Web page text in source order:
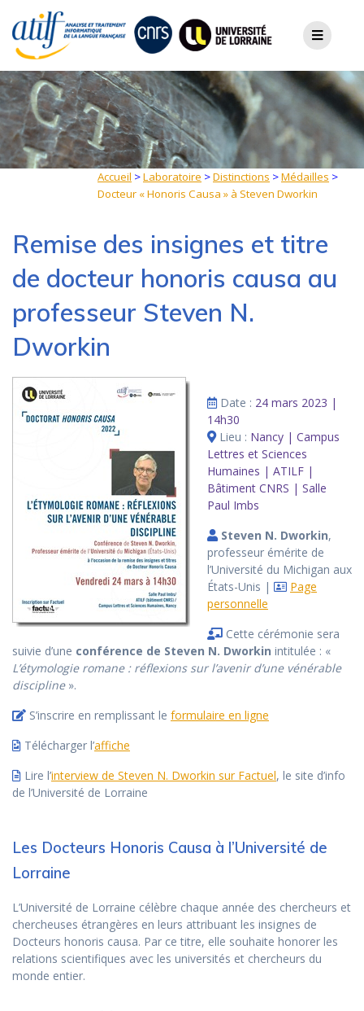
content
Accueil >Laboratoire >Distinctions >Médailles >
Docteur « Honoris Causa » à Steven Dworkin
Remise des insignes et titre
de docteur honoris causa au
professeur Steven N.
Dworkin
Date : 24 mars 2023 |
14h30
Lieu : Nancy | Campus
Lettres et Sciences
Humaines | ATILF |
Bâtiment CNRS | Salle
Paul Imbs
Steven N. Dworkin,
professeur émérite de
l’Université du Michigan aux
États-Unis |
Page
personnelle
Cette cérémonie sera
suivie d’une conférence de Steven N. Dworkin intitulée : «
L’étymologie romane : réflexions sur l’avenir d’une vénérable
discipline».
S’inscrire en remplissant le formulaire en ligne
Télécharger l’affiche
Lire l’interview de Steven N. Dworkin sur Factuel, le site d’info
de l’Université de Lorraine
Les Docteurs Honoris Causa à l’Université de
Lorraine
L’Université de Lorraine célèbre chaque année des chercheurs et
chercheuses étrangères en leurs attribuant les insignes de
Docteurs honoris causa. Par ce titre, elle souhaite honorer les
relations scientifiques avec les universités et chercheurs du
monde entier.